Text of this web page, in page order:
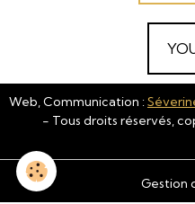
Web, Communication :
- Tous droits réservés,
Gestion